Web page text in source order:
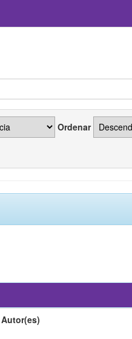
Ordenar
Autor(es)